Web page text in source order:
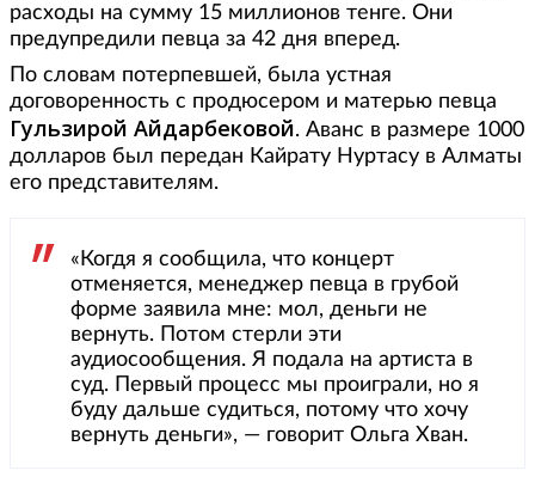
расходы на сумму 15 миллионов тенге. Они
предупредили певца за 42 дня вперед.
По словам потерпевшей, была устная
договоренность с продюсером и матерью певца
Гульзирой Айдарбековой. Аванс в размере 1000
долларов был передан Кайрату Нуртасу в Алматы
его представителям.
«Когдя я сообщила, что концерт
отменяется, менеджер певца в грубой
форме заявила мне: мол, деньги не
вернуть. Потом стерли эти
аудиосообщения. Я подала на артиста в
суд. Первый процесс мы проиграли, но я
буду дальше судиться, потому что хочу
вернуть деньги», — говорит Ольга Хван.